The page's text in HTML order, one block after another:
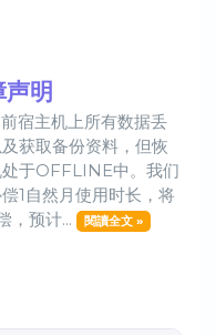
明
宿主机上所有数据丢
获取备份资料，但恢
于OFFLINE中。我们
1自然月使用时长，将
，预计...
閱讀全文 »